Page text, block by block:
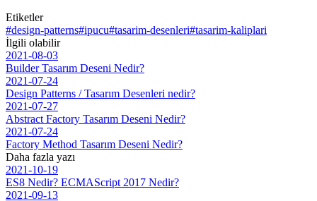
Etiketler
#design-patterns#ipucu#tasarim-desenleri#tasarim-kaliplari
İlgili olabilir
2021-08-03
Builder Tasarım Deseni Nedir?
2021-07-24
Design Patterns / Tasarım Desenleri nedir?
2021-07-27
Abstract Factory Tasarım Deseni Nedir?
2021-07-24
Factory Method Tasarım Deseni Nedir?
Daha fazla yazı
2021-10-19
ES8 Nedir? ECMAScript 2017 Nedir?
2021-09-13